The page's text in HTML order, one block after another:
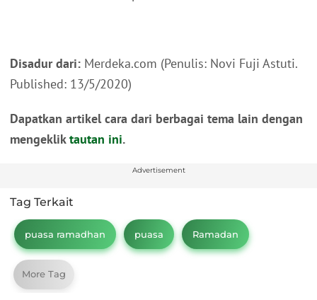
Disadur dari: Merdeka.com (Penulis: Novi Fuji Astuti.
Published: 13/5/2020)
Dapatkan artikel cara dari berbagai tema lain dengan
mengekliktautan ini.
Advertisement
Tag Terkait
puasa ramadhan puasa Ramadan
More Tag